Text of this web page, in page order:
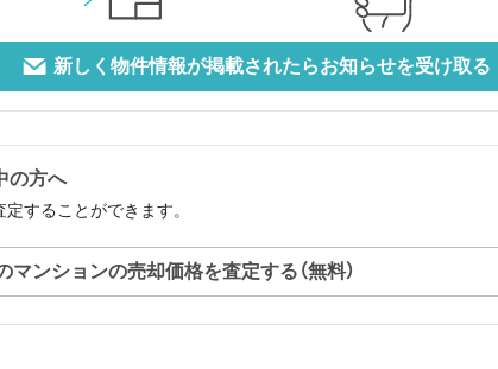
新しく物件情報が掲載されたらお知らせを受け取る
の方へ
することができます。
マンションの売却価格を査定する（無料）